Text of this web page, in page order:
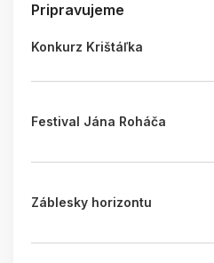
Pripravujeme
Konkurz Krištáľka
Festival Jána Roháča
Záblesky horizontu